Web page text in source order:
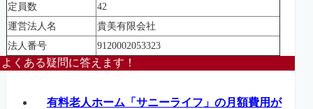
定員数
42
運営法人名
貴美有限会社
法人番号
9120002053323
よくある疑問に答えます！
有料老人ホーム「サニーライフ」の月額費用が